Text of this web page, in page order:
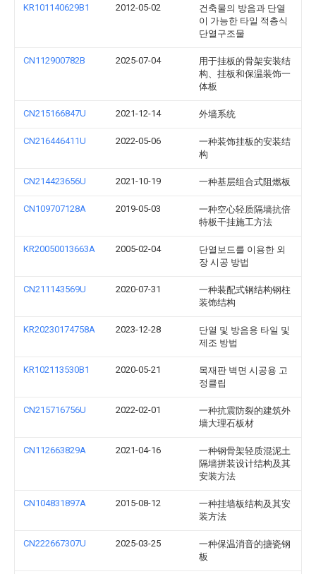
KR101140629B1 2012-05-02
건축물의 방음과 단열
이 가능한 타일 적층식
단열구조물
CN112900782B 2025-07-04
用于挂板的骨架安装结
构、挂板和保温装饰一
体板
CN215166847U 2021-12-14 外墙系统
CN216446411U 2022-05-06
一种装饰挂板的安装结
构
CN214423656U 2021-10-19 一种基层组合式阻燃板
CN109707128A 2019-05-03
一种空心轻质隔墙抗倍
特板干挂施工方法
KR20050013663A 2005-02-04
단열보드를 이용한 외
장 시공 방법
CN211143569U 2020-07-31
一种装配式钢结构钢柱
装饰结构
KR20230174758A 2023-12-28
단열 및 방음용 타일 및
제조 방법
KR102113530B1 2020-05-21
목재판 벽면 시공용 고
정클립
CN215716756U 2022-02-01
一种抗震防裂的建筑外
墙大理石板材
CN112663829A 2021-04-16
一种钢骨架轻质混泥土
隔墙拼装设计结构及其
安装方法
CN104831897A 2015-08-12
一种挂墙板结构及其安
装方法
CN222667307U 2025-03-25
一种保温消音的搪瓷钢
板